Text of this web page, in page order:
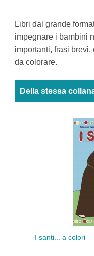
Libri dal grande
impegnare i bambini
importanti, frasi
da colorare.
Della stessa
I santi... a colori